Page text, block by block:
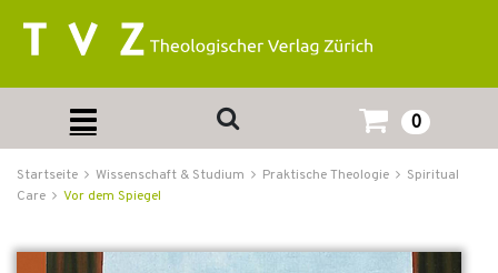
0
Startseite Wissenschaft & Studium Praktische Theologie
Spiritual
Care
Vor dem Spiegel